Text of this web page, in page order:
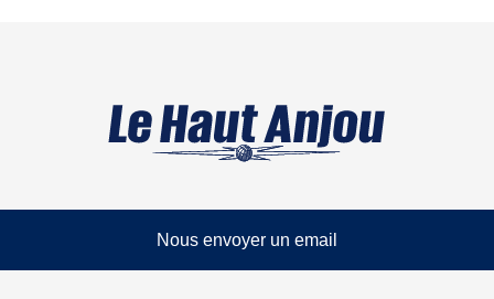
Nous envoyer un email